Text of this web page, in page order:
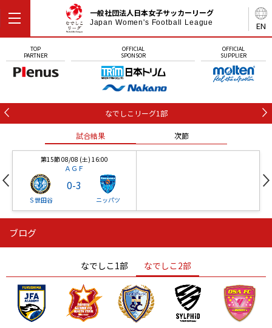
EN
一般社団法人日本女子サッカーリーグ
Japan Women's Football League
TOP
PARTNER
OFFICIAL
SPONSOR
OFFICIAL
SUPPLIER
なでしこリーグ1部
試合結果 次節
第15節 08/08 (土) 16:00
ＡＧＦ
Ｓ世田谷
0-3
ニッパツ
ニッパツ
ニッパツ 名古屋
石人の星
静岡 愛媛Ｌ
ブログ
なでしこ1部 なでしこ2部